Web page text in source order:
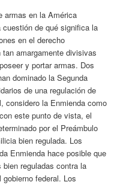
armas en la América
de qué significa la
en el derecho
amargamente divisivas
y portar armas. Dos
dominado la Segunda
de una regulación de
considero la Enmienda como
este punto de vista, el
por el Preámbulo
bien regulada. Los
Enmienda hace posible que
reguladas contra la
federal. Los